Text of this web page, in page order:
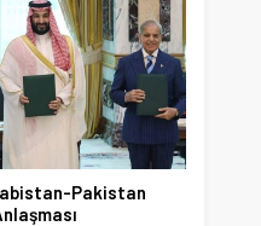
Pakistan